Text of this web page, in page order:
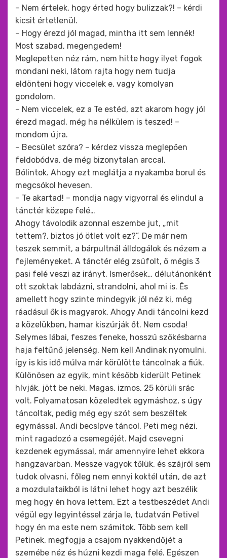
– Nem értelek, hogy érted hogy bulizzak?! – kérdi
kicsit értetlenül.
– Hogy érezd jól magad, mintha itt sem lennék!
Most szabad, megengedem!
Meglepetten néz rám, nem hitte hogy ilyet fogok
mondani neki, látom rajta hogy nem tudja
eldönteni hogy viccelek e, vagy komolyan
gondolom.
– Nem viccelek, ez a Te estéd, azt akarom hogy jól
érezd magad, még ha nélkülem is teszed! –
mondom újra.
– Becsület szóra? – kérdez vissza meglepően
feldobódva, de még bizonytalan arccal.
Bólintok. Ahogy ezt meglátja a nyakamba borul és
megcsókol hevesen.
– Te akartad! – mondja nagy vigyorral és elindul a
tánctér közepe felé…
Ahogy távolodik azonnal eszembe jut, „mit
tettem?, biztos jó ötlet volt ez?”. De már nem
teszek semmit, a bárpultnál álldogálok és nézem a
fejleményeket. A tánctér elég zsúfolt, ő mégis 3
pasi felé veszi az irányt. Ismerősek… délutánonként
ott szoktak labdázni, strandolni, ahol mi is. És
amellett hogy szinte mindegyik jól néz ki, még
ráadásul ők is magyarok. Ahogy Andi táncolni kezd
a közelükben, hamar kiszúrják őt. Nem csoda!
Selymes lábai, feszes feneke, hosszú szőkésbarna
haja feltűnő jelenség. Nem kell Andinak nyomulni,
így is kis idő múlva már körülötte táncolnak a fiúk.
Különösen az egyik, mint később kiderült Petinek
hívják, jött be neki. Magas, izmos, 25 körüli srác
volt. Folyamatosan közeledtek egymáshoz, s úgy
táncoltak, pedig még egy szót sem beszéltek
egymással. Andi becsípve táncol, Peti meg nézi,
mint ragadozó a csemegéjét. Majd csevegni
kezdenek egymással, már amennyire lehet ekkora
hangzavarban. Messze vagyok tőlük, és szájról sem
tudok olvasni, főleg nem ennyi koktél után, de azt
a mozdulataikból is látni lehet hogy azt beszélik
meg hogy én hova lettem. Ezt a testbeszédet Andi
végül egy legyintéssel zárja le, tudatván Petivel
hogy én ma este nem számitok. Több sem kell
Petinek, megfogja a csajom nyakkendőjét a
szemébe néz és húzni kezdi maga felé. Egészen